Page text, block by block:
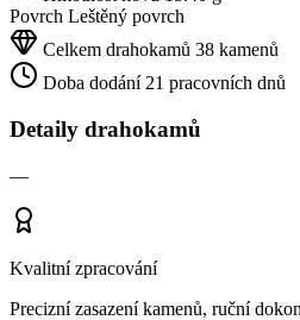
Povrch Leštěný povrch
Celkem drahokamů 38 kamenů
Doba dodání 21 pracovních dnů
Detaily drahokamů
—
Kvalitní zpracování
Precizní zasazení kamenů, ruční